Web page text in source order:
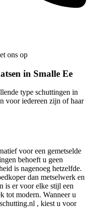
ons op
in Smalle Ee
type schuttingen in
voor iedereen zijn of haar
voor een gemetselde
behoeft u geen
is nagenoeg hetzelfde.
dan metselwerk en
is er voor elke stijl een
tot modern. Wanneer u
, kiest u voor